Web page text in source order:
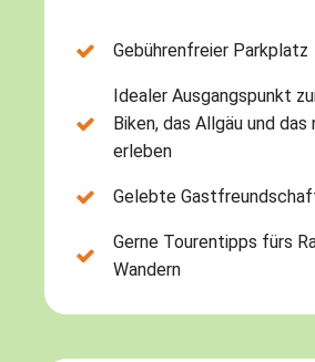
Gebührenfreier Parkplatz
Idealer Ausgangspunkt
Biken, das Allgäu und das
erleben
Gelebte
Gerne Tourentipps fürs
Wandern